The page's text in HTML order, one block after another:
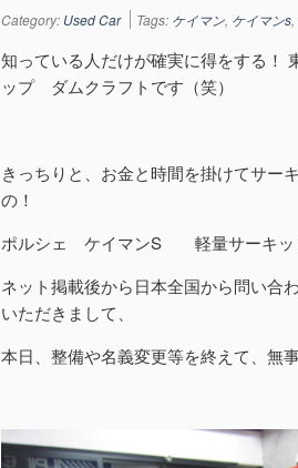
Category: Used Car Tags: ケイマン, ケイマンs,
知っている人だけが確実に得をする！
ップ ダムクラフトです（笑）
きっちりと、お金と時間を掛けてサー
の！
ポルシェ ケイマンS 軽量サーキッ
ネット掲載後から日本全国から問い合
いただきまして、
本日、整備や名義変更等を終えて、無